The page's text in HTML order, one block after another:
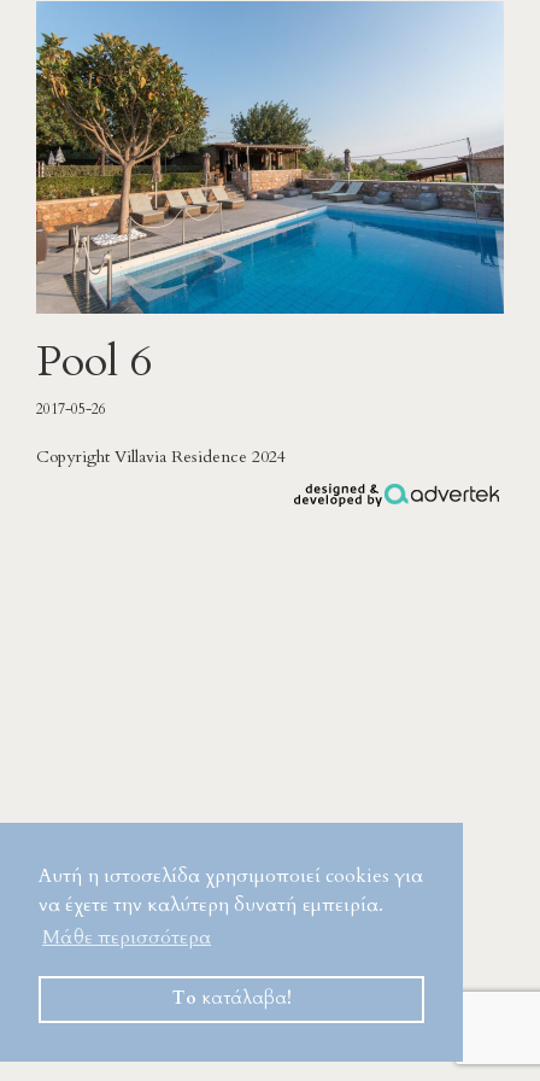
Αυτή η ιστοσελίδα χρησιμοποιεί cookies για
να έχετε την καλύτερη δυνατή εμπειρία.
Μάθε περισσότερα
Το κατάλαβα!
Pool 6
2017-05-26
Copyright Villavia Residence 2024